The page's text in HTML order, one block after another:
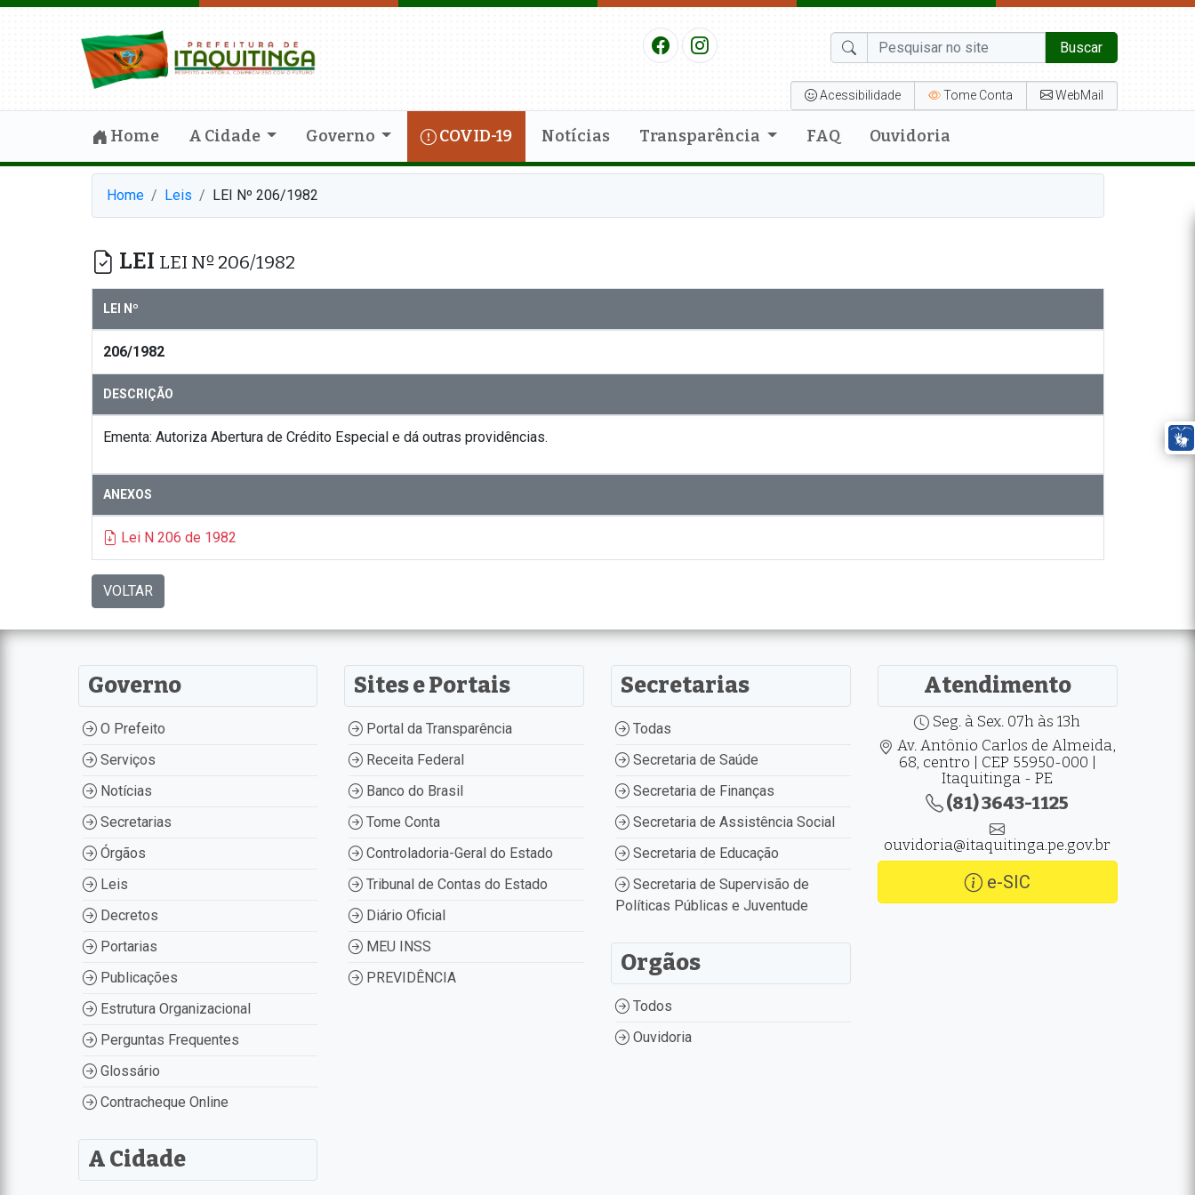
Buscar
Acessibilidade Tome Conta WebMail
Home A Cidade Governo COVID-19 Notícias Transparência FAQ Ouvidoria
Home Leis LEI Nº 206/1982
LEI LEI Nº 206/1982
LEI Nº
206/1982
DESCRIÇÃO
Ementa: Autoriza Abertura de Crédito Especial e dá outras providências.
ANEXOS
Lei N 206 de 1982
VOLTAR
Governo
O Prefeito
Serviços
Notícias
Secretarias
Órgãos
Leis
Decretos
Portarias
Publicações
Estrutura Organizacional
Perguntas Frequentes
Glossário
Contracheque Online
A Cidade
Sites e Portais
Portal da Transparência
Receita Federal
Banco do Brasil
Tome Conta
Controladoria-Geral do Estado
Tribunal de Contas do Estado
Diário Oficial
MEU INSS
PREVIDÊNCIA
Secretarias
Todas
Secretaria de Saúde
Secretaria de Finanças
Secretaria de Assistência Social
Secretaria de Educação
Secretaria de Supervisão de
Políticas Públicas e Juventude
Orgãos
Todos
Ouvidoria
Atendimento
Seg. à Sex. 07h às 13h
Av. Antônio Carlos de Almeida,
68, centro | CEP 55950-000 |
Itaquitinga - PE
(81) 3643-1125
ouvidoria@itaquitinga.pe.gov.br
e-SIC